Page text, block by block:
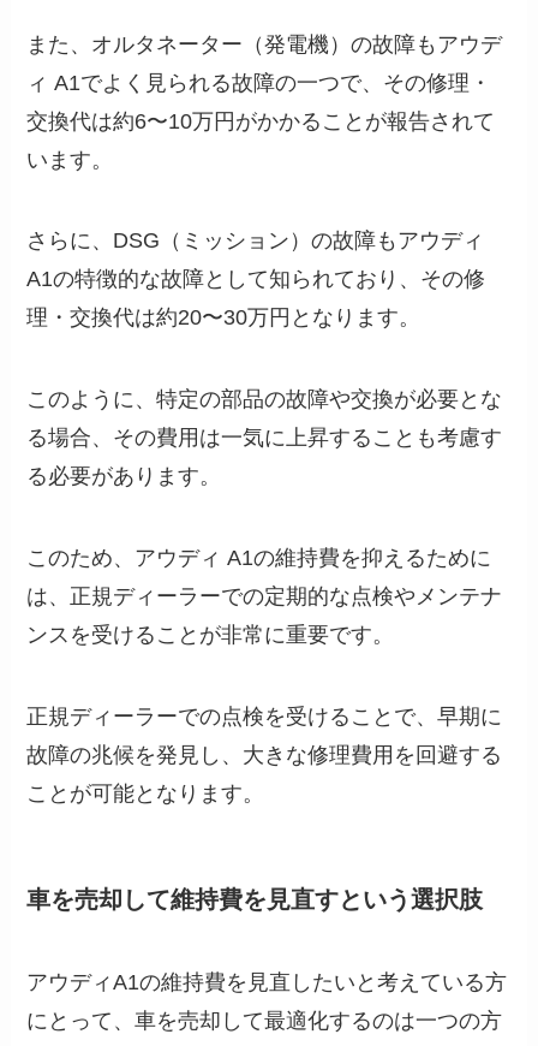
また、オルタネーター（発電機）の故障もアウデ
ィ A1でよく見られる故障の一つで、その修理・
交換代は約6〜10万円がかかることが報告されて
います。
さらに、DSG（ミッション）の故障もアウディ
A1の特徴的な故障として知られており、その修
理・交換代は約20〜30万円となります。
このように、特定の部品の故障や交換が必要とな
る場合、その費用は一気に上昇することも考慮す
る必要があります。
このため、アウディ A1の維持費を抑えるために
は、正規ディーラーでの定期的な点検やメンテナ
ンスを受けることが非常に重要です。
正規ディーラーでの点検を受けることで、早期に
故障の兆候を発見し、大きな修理費用を回避する
ことが可能となります。
車を売却して維持費を見直すという選択肢
アウディA1の維持費を見直したいと考えている方
にとって、車を売却して最適化するのは一つの方